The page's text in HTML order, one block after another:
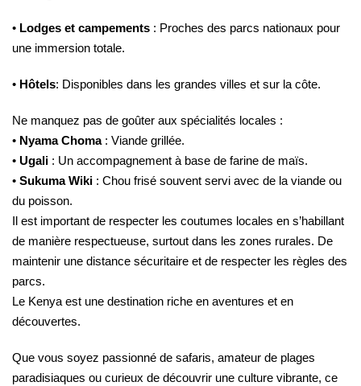
• Lodges et campements : Proches des parcs nationaux pour
une immersion totale.
• Hôtels: Disponibles dans les grandes villes et sur la côte.
Ne manquez pas de goûter aux spécialités locales :
• Nyama Choma: Viande grillée.
• Ugali : Un accompagnement à base de farine de maïs.
• Sukuma Wiki : Chou frisé souvent servi avec de la viande ou
du poisson.
Il est important de respecter les coutumes locales en s’habillant
de manière respectueuse, surtout dans les zones rurales. De
maintenir une distance sécuritaire et de respecter les règles des
parcs.
Le Kenya est une destination riche en aventures et en
découvertes.
Que vous soyez passionné de safaris, amateur de plages
paradisiaques ou curieux de découvrir une culture vibrante, ce